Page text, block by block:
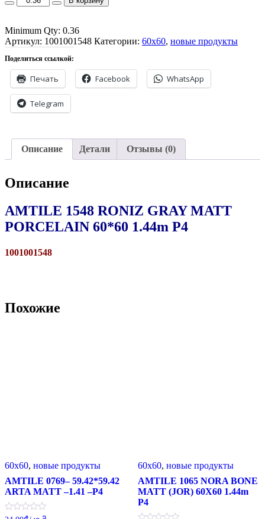
1548
GRAY
MATT
60*60
1.44m
P4
quantity
Minimum Qty: 0.36
Артикул: 1001001548 Категории: 60x60, новые продукты
Поделиться ссылкой:
Печать Facebook WhatsApp
Telegram
Описание Детали Отзывы (0)
Описание
AMTILE 1548 RONIZ GRAY MATT
PORCELAIN 60*60 1.44m P4
1001001548
Похожие
60x60, новые продукты
AMTILE 0769– 59.42*59.42
ARTA MATT –1.41 –P4
Оценка
60x60, новые продукты
AMTILE 1065 NORA BONE
MATT (JOR) 60X60 1.44m
P4